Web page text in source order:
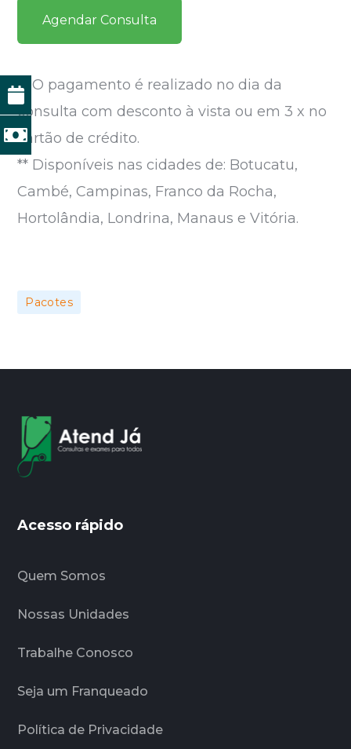
Agendar Consulta
** O pagamento é realizado no dia da
consulta com desconto à vista ou em 3 x no
cartão de crédito.
** Disponíveis nas cidades de: Botucatu,
Cambé, Campinas, Franco da Rocha,
Hortolândia, Londrina, Manaus e Vitória.
Pacotes
Acesso rápido
Quem Somos
Nossas Unidades
Trabalhe Conosco
Seja um Franqueado
Política de Privacidade